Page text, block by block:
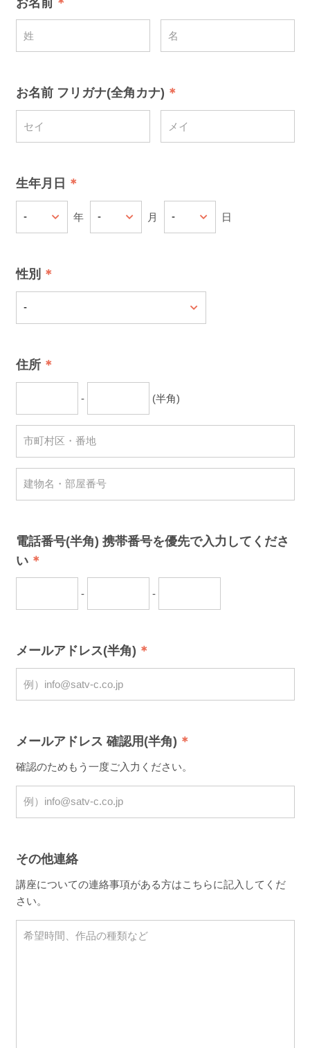
お名前 フリガナ(全角カナ)
生年月日
年 月 日
性別
住所
- (半角)
電話番号(半角) 携帯番号を優先で入力してくださ
い
- -
メールアドレス(半角)
メールアドレス 確認用(半角)
確認のためもう一度ご入力ください。
その他連絡
講座についての連絡事項がある方はこちらに記入してくだ
さい。